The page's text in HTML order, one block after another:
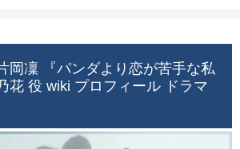
岡凜 『パンダより恋が苦手な私
花 役 wiki プロフィール ドラマ